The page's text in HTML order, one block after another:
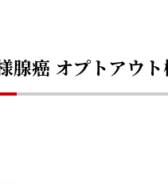
腺癌 オプトアウ